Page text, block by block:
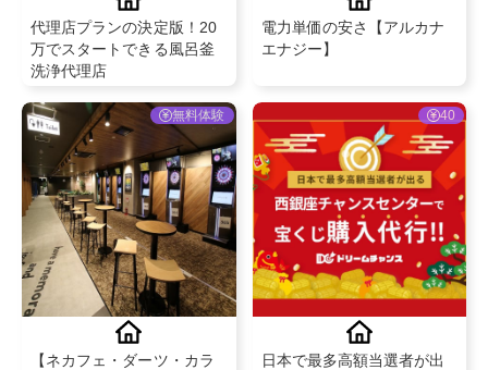
代理店プランの決定版！20
万でスタートできる風呂釜
洗浄代理店
電力単価の安さ【アルカナ
エナジー】
無料体験
【ネカフェ・ダーツ・カラ
40
日本で最多高額当選者が出